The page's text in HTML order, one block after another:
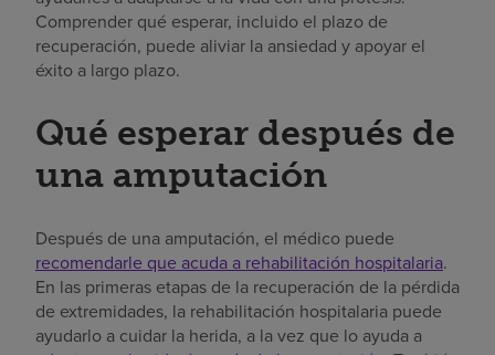
Comprender qué esperar, incluido el plazo de
recuperación, puede aliviar la ansiedad y apoyar el
éxito a largo plazo.
Qué esperar después de
una amputación
Después de una amputación, el médico puede
recomendarle que acuda a rehabilitación hospitalaria.
En las primeras etapas de la recuperación de la pérdida
de extremidades, la rehabilitación hospitalaria puede
ayudarlo a cuidar la herida, a la vez que lo ayuda a